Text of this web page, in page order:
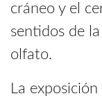
cráneo y el
sentidos de
olfato.
La